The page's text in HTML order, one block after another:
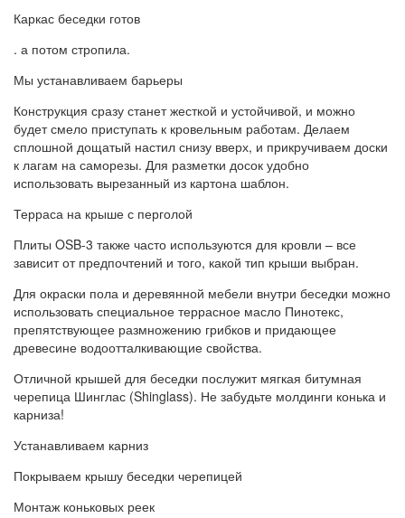
Каркас беседки готов
. а потом стропила.
Мы устанавливаем барьеры
Конструкция сразу станет жесткой и устойчивой, и можно
будет смело приступать к кровельным работам. Делаем
сплошной дощатый настил снизу вверх, и прикручиваем доски
к лагам на саморезы. Для разметки досок удобно
использовать вырезанный из картона шаблон.
Терраса на крыше с перголой
Плиты OSB-3 также часто используются для кровли – все
зависит от предпочтений и того, какой тип крыши выбран.
Для окраски пола и деревянной мебели внутри беседки можно
использовать специальное террасное масло Пинотекс,
препятствующее размножению грибков и придающее
древесине водоотталкивающие свойства.
Отличной крышей для беседки послужит мягкая битумная
черепица Шинглас (Shinglass). Не забудьте молдинги конька и
карниза!
Устанавливаем карниз
Покрываем крышу беседки черепицей
Монтаж коньковых реек